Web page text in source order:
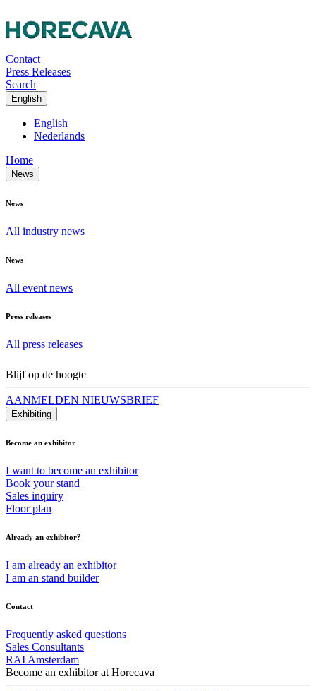
Contact
Press Releases
Search
English
English
Nederlands
Home
News
News
All industry news
News
All event news
Press releases
All press releases
Blijf op de hoogte
AANMELDEN NIEUWSBRIEF
Exhibiting
Become an exhibitor
I want to become an exhibitor
Book your stand
Sales inquiry
Floor plan
Already an exhibitor?
I am already an exhibitor
I am an stand builder
Contact
Frequently asked questions
Sales Consultants
RAI Amsterdam
Become an exhibitor at Horecava